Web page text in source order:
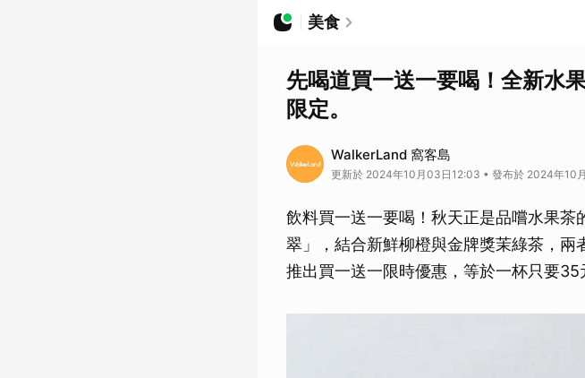
美食
先喝道買一送一要喝！全新水
限定。
WalkerLand 窩客島
更新於 2024年10月03日12:03 • 發布於 2024年10
飲料買一送一要喝！秋天正是品嚐水果
翠」，結合新鮮柳橙與金牌獎茉綠茶，兩
推出買一送一限時優惠，等於一杯只要35